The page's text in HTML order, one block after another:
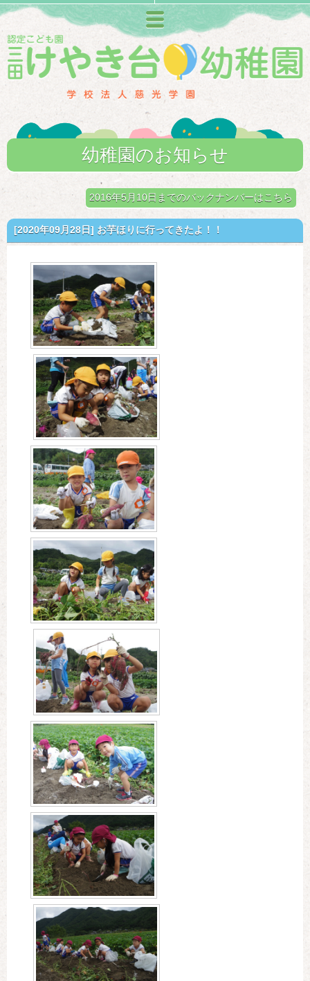
メニュー
幼稚園のお知らせ
2016年5月10日までのバックナンバーはこちら
[2020年09月28日] お芋ほりに行ってきたよ！！